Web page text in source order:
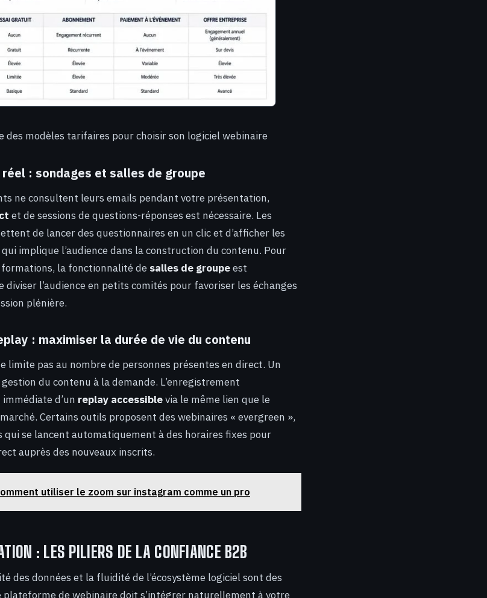
des modèles tarifaires pour choisir son logiciel webinaire
: sondages et salles de groupe
ne consultent leurs emails pendant votre présentation,
et de sessions de questions-réponses est nécessaire. Les
de lancer des questionnaires en un clic et d’afficher les
implique l’audience dans la construction du contenu. Pour
la fonctionnalité de salles de groupeest
l’audience en petits comités pour favoriser les échanges
plénière.
: maximiser la durée de vie du contenu
limite pas au nombre de personnes présentes en direct. Un
du contenu à la demande. L’enregistrement
d’un replay accessiblevia le même lien que le
Certains outils proposent des webinaires « evergreen »,
qui se lancent automatiquement à des horaires fixes pour
auprès des nouveaux inscrits.
utiliser le zoom sur instagram comme un pro
: LES PILIERS DE LA CONFIANCE B2B
des données et la fluidité de l’écosystème logiciel sont des
plateforme de webinaire doit s’intégrer naturellement à votre